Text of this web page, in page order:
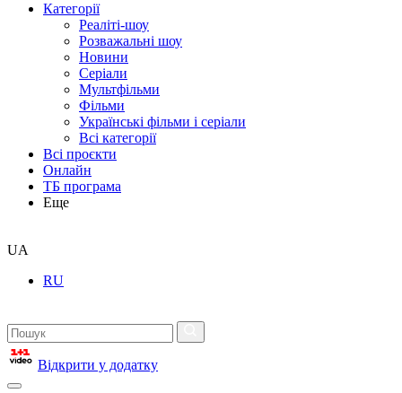
Категорії
Реаліті-шоу
Розважальні шоу
Новини
Серіали
Мультфільми
Фільми
Українські фільми і серіали
Всі категорії
Всі проєкти
Онлайн
ТБ програма
Еще
UA
RU
Відкрити у додатку